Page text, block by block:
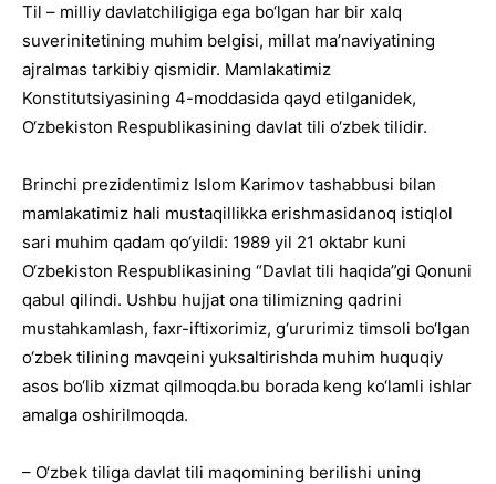
Til – milliy davlatchiligiga ega bo‘lgan har bir xalq
suverinitetining muhim belgisi, millat ma’naviyatining
ajralmas tarkibiy qismidir. Mamlakatimiz
Konstitutsiyasining 4-moddasida qayd etilganidek,
O‘zbekiston Respublikasining davlat tili o‘zbek tilidir.
Brinchi prezidentimiz Islom Karimov tashabbusi bilan
mamlakatimiz hali mustaqillikka erishmasidanoq istiqlol
sari muhim qadam qo‘yildi: 1989 yil 21 oktabr kuni
O‘zbekiston Respublikasining “Davlat tili haqida”gi Qonuni
qabul qilindi. Ushbu hujjat ona tilimizning qadrini
mustahkamlash, faxr-iftixorimiz, g‘ururimiz timsoli bo‘lgan
o‘zbek tilining mavqeini yuksaltirishda muhim huquqiy
asos bo‘lib xizmat qilmoqda.bu borada keng ko‘lamli ishlar
amalga oshirilmoqda.
– O‘zbek tiliga davlat tili maqomining berilishi uning